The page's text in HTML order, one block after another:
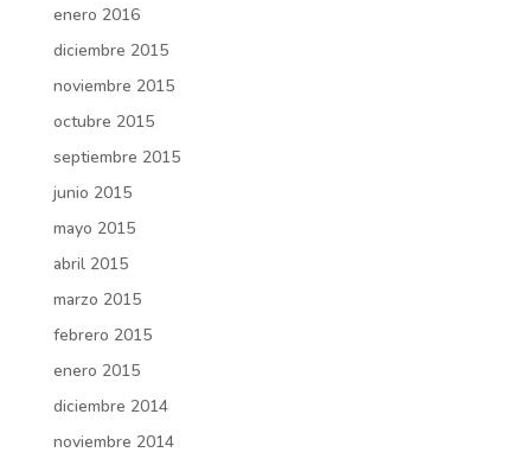
enero 2016
diciembre 2015
noviembre 2015
octubre 2015
septiembre 2015
junio 2015
mayo 2015
abril 2015
marzo 2015
febrero 2015
enero 2015
diciembre 2014
noviembre 2014